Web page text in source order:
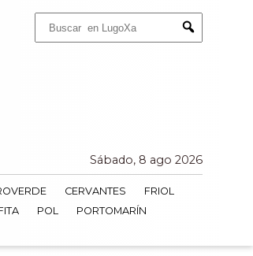
Submit
Sábado, 8 ago 2026
CERVANTES
FRIOL
POL
PORTOMARÍN